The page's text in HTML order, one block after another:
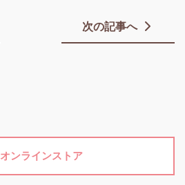
次の記事へ
オンラインストア